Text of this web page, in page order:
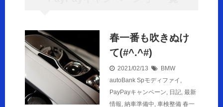
春一番も吹きぬけ
て(#^.^#)
2021/02/13
BMW
autoBank Spモディファイ ,
PayPayキャンペーン, 日記, 最新
情報, 納車準備中, 車検整備 春一